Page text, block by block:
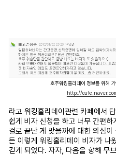
호주워킹홀리데이 정보를 위해
http://
라고 워킹홀리데이관련 카페에서
쉽게 비자 신청을 하고 너무 간편하
걸로 끝난 게 맞을까에 대한 의심
든 이렇게 워킹홀리데이 비자가 나
걷게 되었다. 자자, 다음을 향해 무